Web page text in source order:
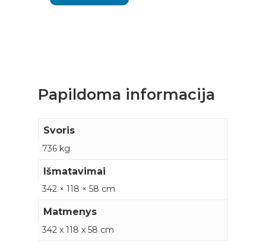
Papildoma informacija
Svoris
736 kg
Išmatavimai
342 × 118 × 58 cm
Matmenys
342 x 118 x 58 cm